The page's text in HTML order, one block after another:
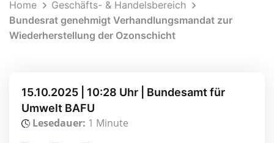
Home
Geschäfts- & Handelsbereich
Bundesrat genehmigt Verhandlungsmandat zur
Wiederherstellung der Ozonschicht
15.10.2025 | 10:28 Uhr | Bundesamt für
Umwelt BAFU
Lesedauer: 1 Minute